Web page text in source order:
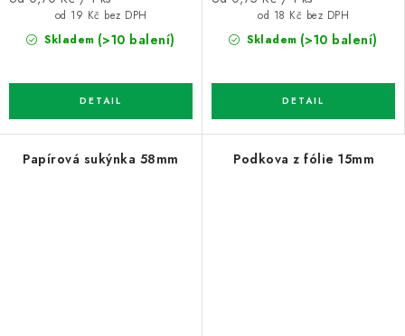
Skladem (>10 balení)
od 19 Kč bez DPH
Skladem (>10 balení)
od 18 Kč bez DPH
Papírová sukýnka 58mm Podkova z fólie 15mm